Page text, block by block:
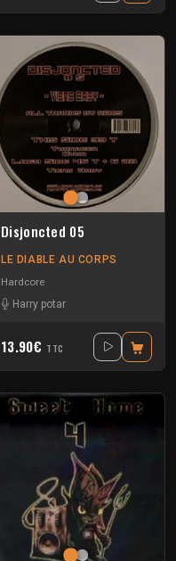
Disjoncted 05
LE DIABLE AU CORPS
Hardcore
Harry potar
13.90€ TTC